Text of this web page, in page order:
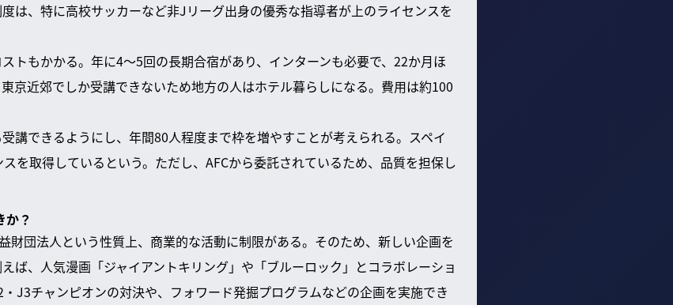
は、特に高校サッカーなど非Jリーグ出身の優秀な指導者が上のライセンスを
トもかかる。年に4〜5回の長期合宿があり、インターンも必要で、22か月ほ
京近郊でしか受講できないため地方の人はホテル暮らしになる。費用は約100
講できるようにし、年間80人程度まで枠を増やすことが考えられる。スペイ
を取得しているという。ただし、AFCから委託されているため、品質を担保し
か？
財団法人という性質上、商業的な活動に制限がある。そのため、新しい企画を
ば、人気漫画「ジャイアントキリング」や「ブルーロック」とコラボレーショ
J3チャンピオンの対決や、フォワード発掘プログラムなどの企画を実施でき